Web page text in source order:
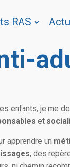
RAS
enfants, je me
et
apprendre un
, des